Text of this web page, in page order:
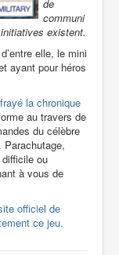
de
communi
existent.
elle, le mini
ayant pour héros
la chronique
au travers de
du célèbre
Parachutage,
ou
à vous de
officiel de
ce jeu.